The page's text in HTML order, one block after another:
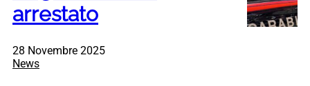
arrestato
28 Novembre 2025
News